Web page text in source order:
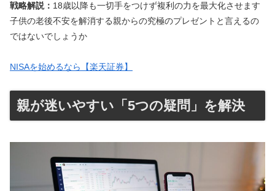
戦略解説： 18歳以降も一切手をつけず複利の力を最大化させます
子供の老後不安を解消する親からの究極のプレゼントと言えるの
ではないでしょうか
NISAを始めるなら【楽天証券】
親が迷いやすい「5つの疑問」を解決